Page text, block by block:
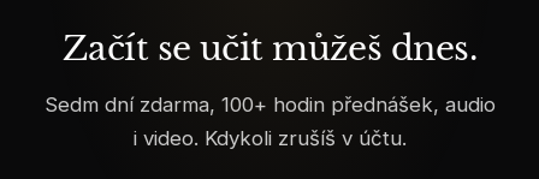
Začít se učit můžeš dnes.
Sedm dní zdarma, 100+ hodin přednášek, audio
i video. Kdykoli zrušíš v účtu.